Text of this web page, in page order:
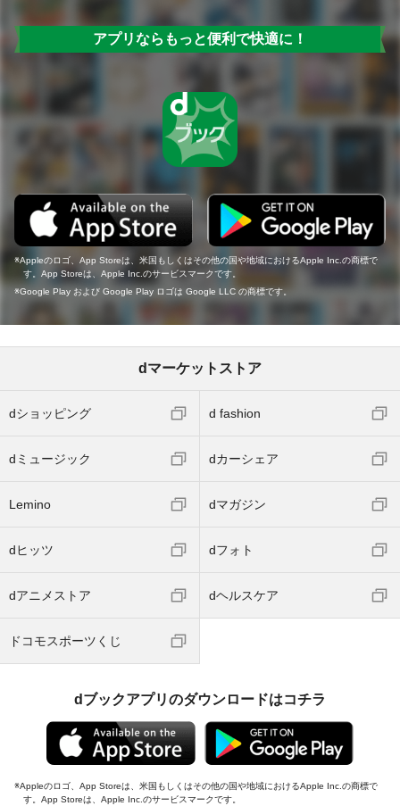
アプリならもっと便利で快適に！
Appleのロゴ、App Storeは、米国もしくはその他の国や地域におけるApple Inc.の商標で
す。App Storeは、Apple Inc.のサービスマークです。
Google Play および Google Play ロゴは Google LLC の商標です。
dマーケットストア
dショッピング d fashion
dミュージック dカーシェア
Lemino dマガジン
dヒッツ dフォト
dアニメストア dヘルスケア
ドコモスポーツくじ
dブックアプリのダウンロードはコチラ
Appleのロゴ、App Storeは、米国もしくはその他の国や地域におけるApple Inc.の商標で
す。App Storeは、Apple Inc.のサービスマークです。